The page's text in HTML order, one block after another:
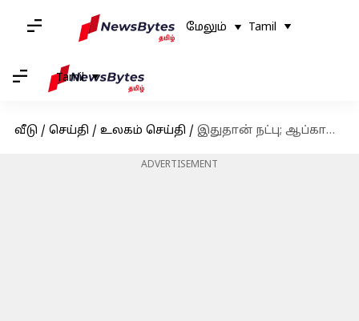
மேலும் Tamil
Tamil
வீடு / செய்தி / உலகம் செய்தி / இதுதான் நட்பு; ஆப்கானிஸ்தானில் இந்திய பயணிக்கு கிடைத்த எதிர்பாராத வரவேற்பு; வைரலாகும் வீடியோ
ADVERTISEMENT